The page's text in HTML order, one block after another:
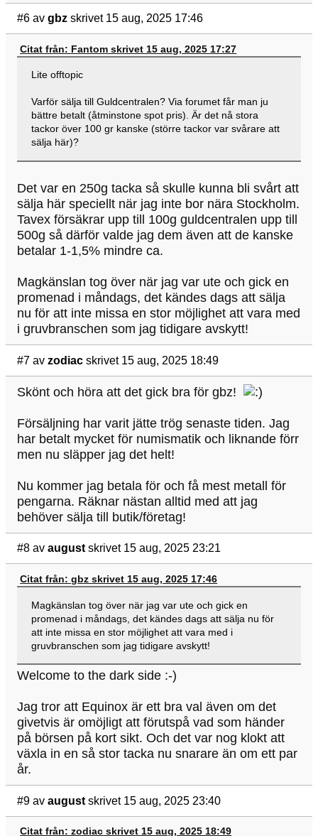
#6 av gbz skrivet 15 aug, 2025 17:46
Citat från: Fantom skrivet 15 aug, 2025 17:27
Lite offtopic
Varför sälja till Guldcentralen? Via forumet får man ju
bättre betalt (åtminstone spot pris). Är det nå stora
tackor över 100 gr kanske (större tackor var svårare att
sälja här)?
Det var en 250g tacka så skulle kunna bli svårt att
sälja här speciellt när jag inte bor nära Stockholm.
Tavex försäkrar upp till 100g guldcentralen upp till
500g så därför valde jag dem även att de kanske
betalar 1-1,5% mindre ca.
Magkänslan tog över när jag var ute och gick en
promenad i måndags, det kändes dags att sälja
nu för att inte missa en stor möjlighet att vara med
i gruvbranschen som jag tidigare avskytt!
#7 av zodiac skrivet 15 aug, 2025 18:49
Skönt och höra att det gick bra för gbz!
Försäljning har varit jätte trög senaste tiden. Jag
har betalt mycket för numismatik och liknande förr
men nu släpper jag det helt!
Nu kommer jag betala för och få mest metall för
pengarna. Räknar nästan alltid med att jag
behöver sälja till butik/företag!
#8 av august skrivet 15 aug, 2025 23:21
Citat från: gbz skrivet 15 aug, 2025 17:46
Magkänslan tog över när jag var ute och gick en
promenad i måndags, det kändes dags att sälja nu för
att inte missa en stor möjlighet att vara med i
gruvbranschen som jag tidigare avskytt!
Welcome to the dark side :-)
Jag tror att Equinox är ett bra val även om det
givetvis är omöjligt att förutspå vad som händer
på börsen på kort sikt. Och det var nog klokt att
växla in en så stor tacka nu snarare än om ett par
år.
#9 av august skrivet 15 aug, 2025 23:40
Citat från: zodiac skrivet 15 aug, 2025 18:49